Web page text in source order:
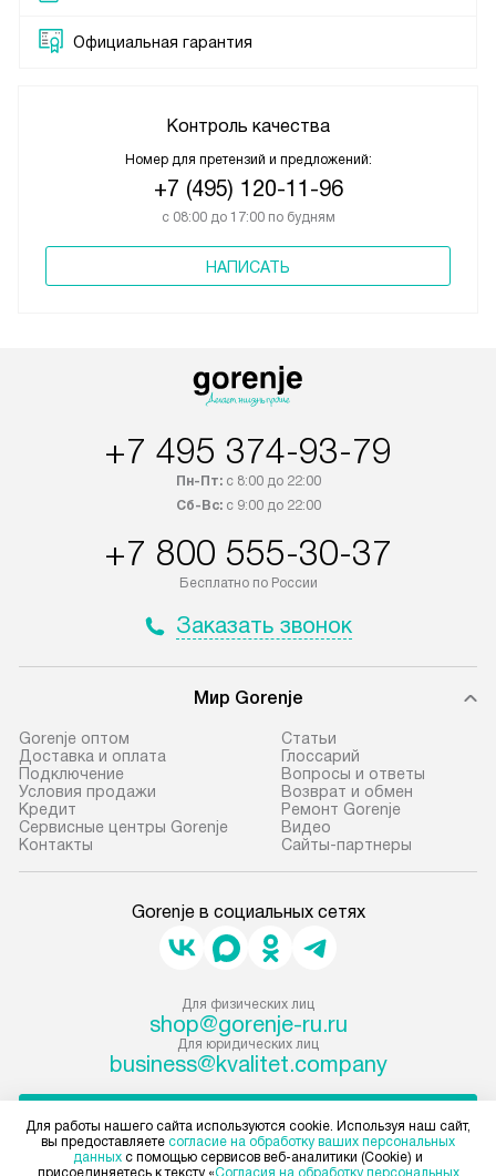
Официальная гарантия
Контроль качества
Номер для претензий и предложений:
+7 (495) 120-11-96
с 08:00 до 17:00 по будням
НАПИСАТЬ
+7 495 374-93-79
Пн-Пт:с 8:00 до 22:00
Сб-Вс:с 9:00 до 22:00
+7 800 555-30-37
Бесплатно по России
Заказать звонок
Мир Gorenje
Gorenje оптом
Доставка и оплата
Подключение
Условия продажи
Кредит
Сервисные центры Gorenje
Контакты
Cтатьи
Глоссарий
Вопросы и ответы
Возврат и обмен
Ремонт Gorenje
Видео
Сайты-партнеры
Gorenje в социальных сетях
Для физических лиц
shop@gorenje-ru.ru
Для юридических лиц
business@kvalitet.company
Политика конфиденциальности
Для работы нашего сайта используются cookie. Используя наш сайт,
вы предоставляете согласие на обработку ваших персональных
данных с помощью сервисов веб-аналитики (Cookie) и
присоединяетесь к тексту «Согласия на обработку персональных